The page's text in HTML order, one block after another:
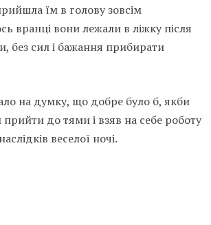
їм в голову зовсім
вранці вони лежали в ліжку після
без сил і бажання прибирати
на думку, що добре було б, якби
прийти до тями і взяв на себе роботу
веселої ночі.